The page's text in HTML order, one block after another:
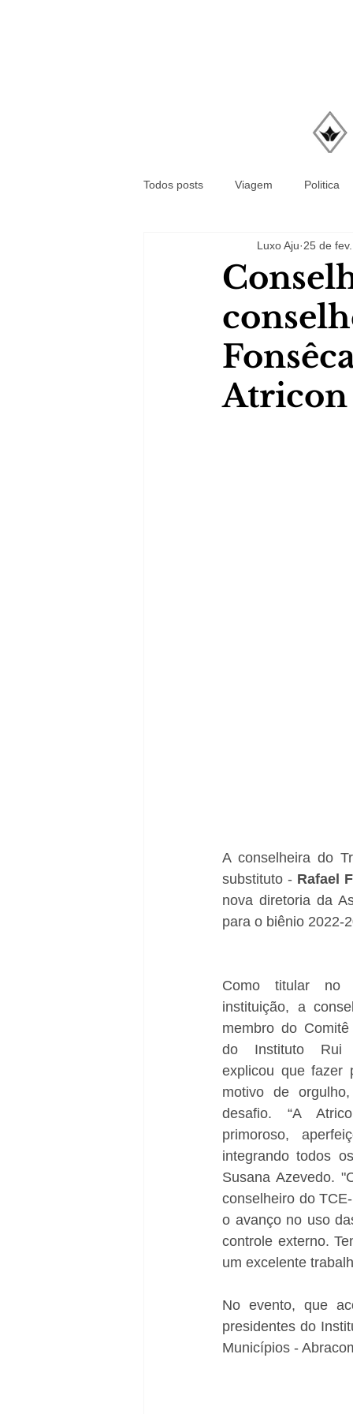
Todos posts Viagem Politica
Atricon
Luxo Aju 25 de
A conselheira do
substituto - Rafael
nova diretoria da
para o biênio 2022-
Como titular no
instituição, a
membro do
do Instituto Rui
explicou que fazer
motivo de
desafio. “A
primoroso,
integrando todos
Susana Azevedo.
conselheiro do
o avanço no uso
controle externo.
um excelente
No evento, que
presidentes do
Municípios -